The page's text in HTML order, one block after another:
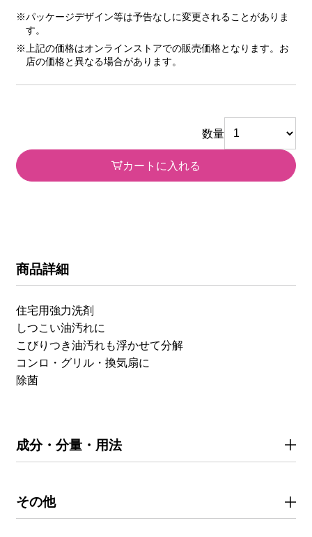
※パッケージデザイン等は予告なしに変更されることがありま
す。
※上記の価格はオンラインストアでの販売価格となります。お
店の価格と異なる場合があります。
数量
カートに入れる
商品詳細
住宅用強力洗剤
しつこい油汚れに
こびりつき油汚れも浮かせて分解
コンロ・グリル・換気扇に
除菌
成分・分量・用法
その他